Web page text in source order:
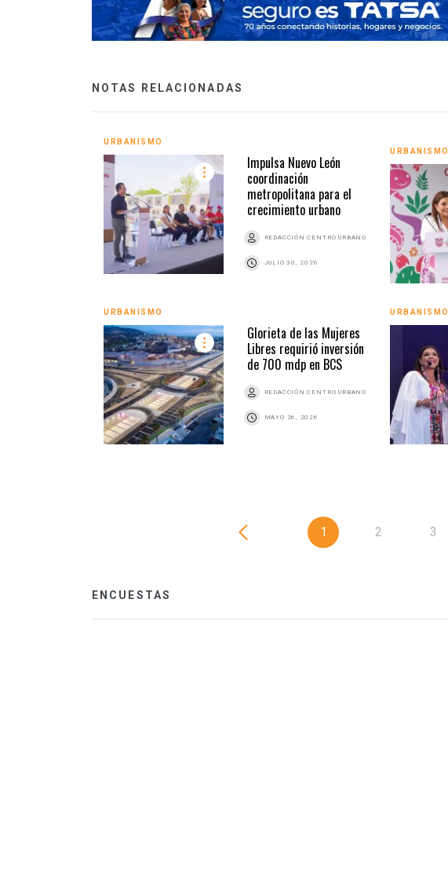
NOTAS RELACIONADAS
URBANISMO
Impulsa Nuevo León
coordinación
metropolitana para el
crecimiento urbano
REDACCIÓN CENTRO URBANO
JULIO 30, 2026
URBANISMO
URBANISMO
Glorieta de las Mujeres
Libres requirió inversión
de 700 mdp en BCS
REDACCIÓN CENTRO URBANO
MAYO 26, 2026
URBANISMO
1 2 3
ENCUESTAS